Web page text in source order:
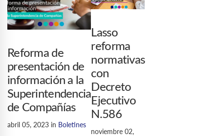
Reforma de
presentación de
información a la
Superintendencia
de Compañías
abril 05, 2023 in Boletines
Lasso
reforma
normativas
con
Decreto
Ejecutivo
N.586
noviembre 02,